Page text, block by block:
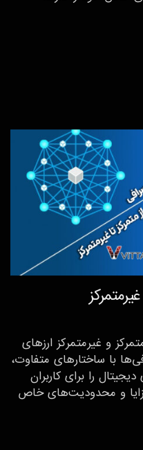
و غیرمتمرکز ارزهای
با ساختارهای متفاوت،
را برای کاربران
و محدودیت‌های خاص